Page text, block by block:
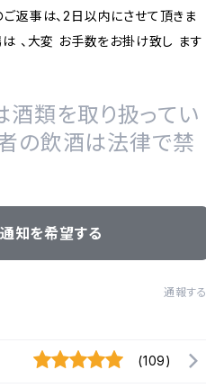
返事は、2日以内にさせて頂きま
、大変 お手数をお掛け致し ます
酒類を取り扱ってい
の飲酒は法律で禁
知を希望する
通報する
(109)